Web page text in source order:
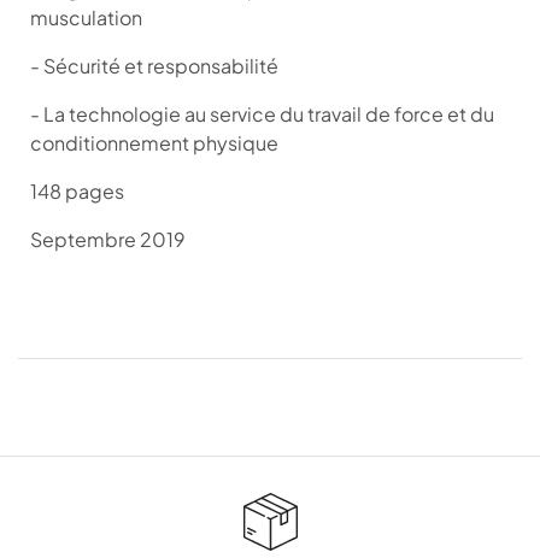
musculation
- Sécurité et responsabilité
- La technologie au service du travail de force et du
conditionnement physique
148 pages
Septembre 2019